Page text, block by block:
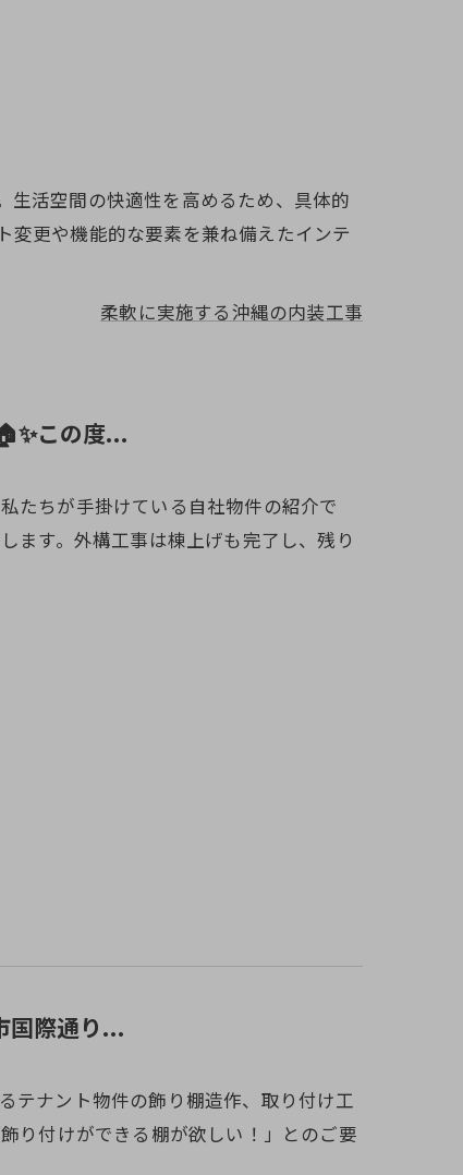
生活空間の快適性を高めるため、具体的
変更や機能的な要素を兼ね備えたインテ
柔軟に実施する沖縄の内装工事
この度...
たちが手掛けている自社物件の紹介で
ます。外構工事は棟上げも完了し、残り
国際通り...
テナント物件の飾り棚造作、取り付け工
り付けができる棚が欲しい！」とのご要